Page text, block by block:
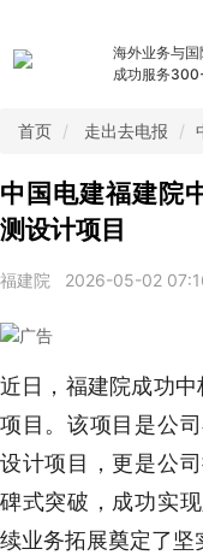
海外业务与
成功服务
首页 走出去电报
中国电建福建院
测设计项目
福建院 2026-05-02
近日，福建院成功
项目。该项目是公
设计项目，更是公
碑式突破，成功实
续业务拓展奠定了坚